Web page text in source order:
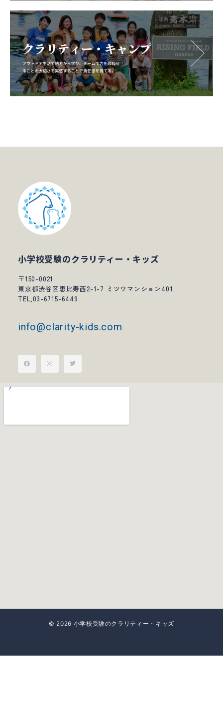
小学校受験のクラリティー・キッズ
〒150-0021
東京都渋谷区恵比寿西2-1-7 ミツワマンション401
TEL,03-6715-6449
info@clarity-kids.com
© 2026 小学校受験のクラリティー・キッズ